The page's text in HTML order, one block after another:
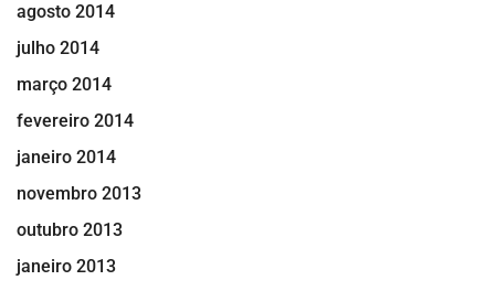
agosto 2014
julho 2014
março 2014
fevereiro 2014
janeiro 2014
novembro 2013
outubro 2013
janeiro 2013